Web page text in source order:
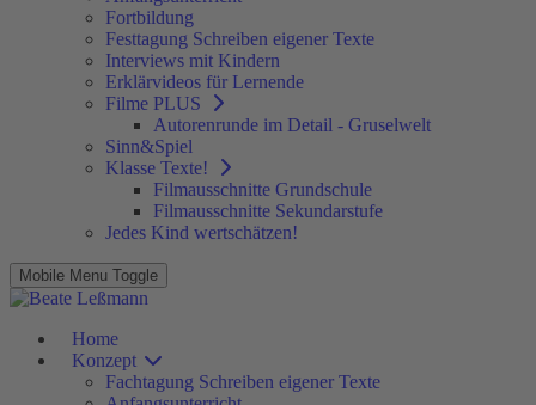
Fortbildung
Festtagung Schreiben eigener Texte
Interviews mit Kindern
Erklärvideos für Lernende
Filme PLUS
Autorenrunde im Detail - Gruselwelt
Sinn&Spiel
Klasse Texte!
Filmausschnitte Grundschule
Filmausschnitte Sekundarstufe
Jedes Kind wertschätzen!
Mobile Menu Toggle
Home
Konzept
Fachtagung Schreiben eigener Texte